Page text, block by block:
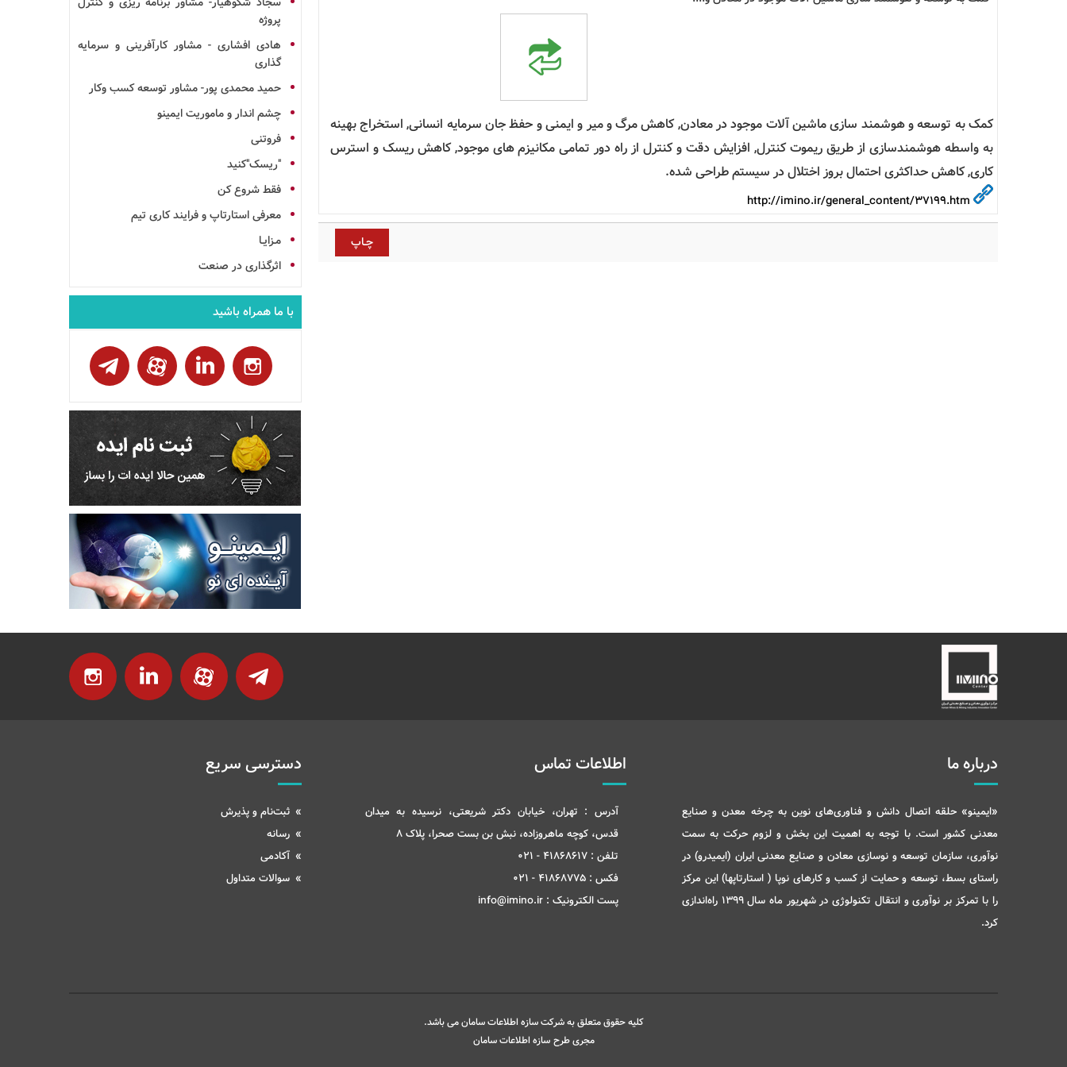
کمک به توسعه و هوشمند سازی ماشین آلات موجود در معادن, کاهش مرگ و میر و ایمنی و حفظ جان سرمایه انسانی, استخراج بهینه
به واسطه هوشمندسازی از طریق ریموت کنترل, افزایش دقت و کنترل از راه دور تمامی مکانیزم های موجود, کاهش ریسک و استرس
کاری, کاهش حداکثری احتمال بروز اختلال در سیستم طراحی شده.
پروژه
هادی افشاری - مشاور کارآفرینی و سرمایه
گذاری
حمید محمدی پور- مشاور توسعه کسب وکار
چشم اندار و ماموریت ایمینو
فروتنی
"ریسک"کنید
فقط شروع کن
معرفی استارتاپ و فرایند کاری تیم
مـزایـا
اثرگذاری در صنعت
با ما همراه باشید
درباره ما
«ایمینو» حلقه اتصال دانش و فناوری‌های نوین به چرخه معدن و صنایع
معدنی کشور است. با توجه به اهمیت این بخش و لزوم حرکت به سمت
نوآوری، سازمان توسعه و نوسازی معادن و صنایع معدنی ایران (ایمیدرو) در
راستای بسط، توسعه و حمایت از کسب و کارهای نوپا ( استارتاپها) این مرکز
را با تمرکز بر نوآوری و انتقال تکنولوژی در شهریور ماه سال 1399 راه‌اندازی
کرد.
اطلاعات تماس
آدرس : تهران، خیابان دکتر شریعتی، نرسیده به میدان
قدس، کوچه ماهروزاده، نبش بن بست صحرا، پلاک 8
تلفن : 41868617 - 021
فکس : 41868775 - 021
پست الکترونیک : info@imino.ir
دسترسی سریع
ثبت‌نام و پذیرش
رسانه
آکادمی
سوالات متداول
کلیه حقوق متعلق به شرکت سازه اطلاعات سامان می باشد.
مجری طرح سازه اطلاعات سامان